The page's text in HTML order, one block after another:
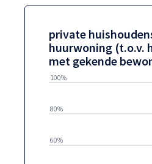
private
huurwoning (t.o.v.
met gekende
60%
80%
100%